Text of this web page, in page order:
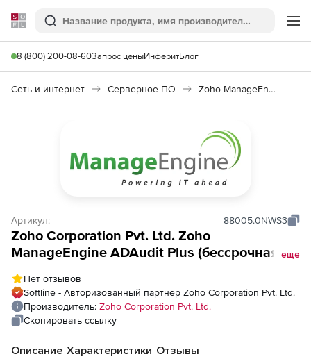
Softline
Поиск
8 (800) 200-08-60Запрос ценыИнферитБлог
Сеть и интернет Серверное ПО Zoho ManageEngine ADAudit Plus
Артикул: 88005.0NWS3
Zoho Corporation Pvt. Ltd. Zoho
ManageEngine ADAudit Plus (бессрочная
Servers
еще
Нет отзывов
Softline - Авторизованный партнер Zoho Corporation Pvt. Ltd.
Производитель: Zoho Corporation Pvt. Ltd.
Скопировать ссылку
Описание Характеристики Отзывы